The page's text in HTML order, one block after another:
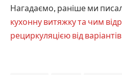
Нагадаємо, раніше ми
кухонну витяжку та чим
рециркуляцією від